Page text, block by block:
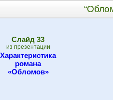
Cлайд 33
из презентации
Характеристика
романа
«Обломов»